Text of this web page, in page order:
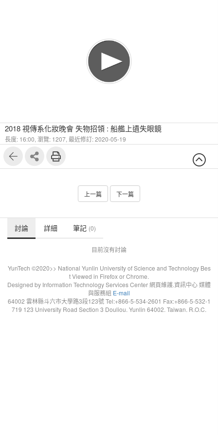
2018 視傳系化妝晚會 失物招領 : 船艦上遺失眼鏡
長度: 16:00, 瀏覽: 1207, 最近修訂: 2020-05-19
上一篇 下一篇
討論 詳細 筆記 (0)
目前沒有討論
YunTech ©2020>> National Yunlin University of Science and Technology Bes
t Viewed in Firefox or Chrome.
Designed by Information Technology Services Center 網頁維護.資訊中心 媒體
與服務組 E-mail
64002 雲林縣斗六市大學路3段123號 Tel:+866-5-534-2601 Fax:+866-5-532-1
719 123 University Road Section 3 Douliou. Yunlin 64002. Taiwan. R.O.C.